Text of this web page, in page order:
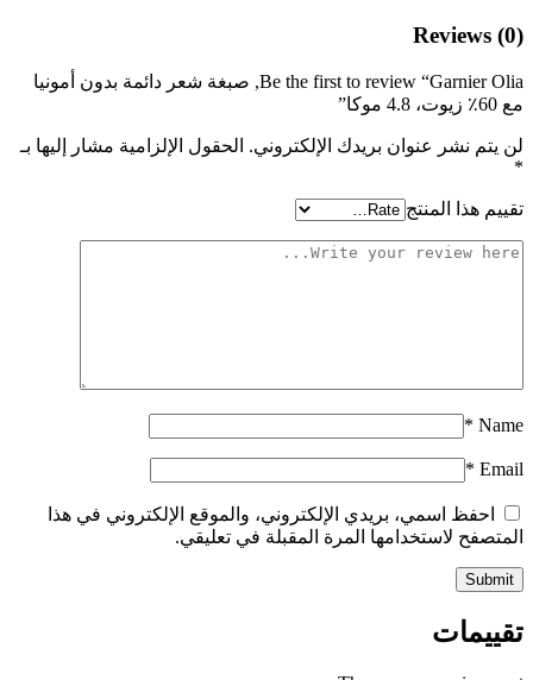
Reviews (0)
Be the first to review “Garnier Olia, صبغة شعر دائمة بدون أمونيا
مع 60٪ زيوت، 4.8 موكا”
لن يتم نشر عنوان بريدك الإلكتروني. الحقول الإلزامية مشار إليها بـ
*
تقييم هذا المنتج
Name
*
Email
*
احفظ اسمي، بريدي الإلكتروني، والموقع الإلكتروني في هذا
المتصفح لاستخدامها المرة المقبلة في تعليقي.
تقييمات